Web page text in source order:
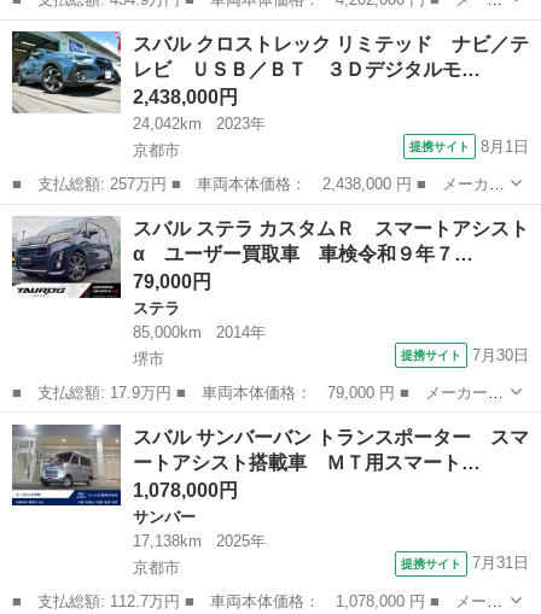
ー名： スバル ■ 車種名： ＷＲＸ Ｓ４ ■ グレード名： ＳＴＩ
スポーツＲ ＥＸ スバルパフォーマンストランスミッション ＺＦ
製電子...
京都 京都市 スバル
スバル クロストレック リミテッド ナビ／テ
レビ ＵＳＢ／ＢＴ ３Ｄデジタルモ…
2,438,000円
24,042km
2023年
京都市
提携サイト 8月1日
■ 支払総額: 257万円 ■ 車両本体価格： 2,438,000 円 ■ メーカー
名： スバル ■ 車種名： クロストレック ■ グレード名： リミ
テッド ナビ／テレビ ＵＳＢ／ＢＴ ３Ｄデジタルモニター ＥＴ
Ｃ２．０ ...
京都 京都市
スバル ステラ カスタムＲ スマートアシスト
α ユーザー買取車 車検令和９年７…
79,000円
ステラ
85,000km
2014年
堺市
提携サイト 7月30日
■ 支払総額: 17.9万円 ■ 車両本体価格： 79,000 円 ■ メーカー
名： スバル ■ 車種名： ステラ ■ グレード名： カスタムＲ
スマートアシストα ユーザー買取車 車検令和９年７月 ナビ 純正
１５インチア...
大阪 堺市 ステラ
スバル サンバーバン トランスポーター スマ
ートアシスト搭載車 ＭＴ用スマート…
1,078,000円
サンバー
17,138km
2025年
京都市
提携サイト 7月31日
■ 支払総額: 112.7万円 ■ 車両本体価格： 1,078,000 円 ■ メーカ